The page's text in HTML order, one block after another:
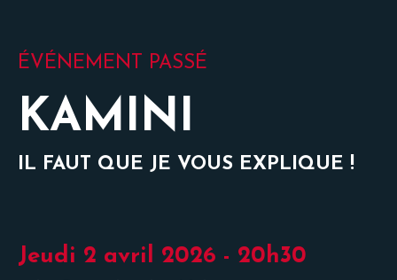
ÉVÉNEMENT PASSÉ
KAMINI
IL FAUT QUE JE VOUS EXPLIQUE !
Jeudi 2 avril 2026 - 20h30